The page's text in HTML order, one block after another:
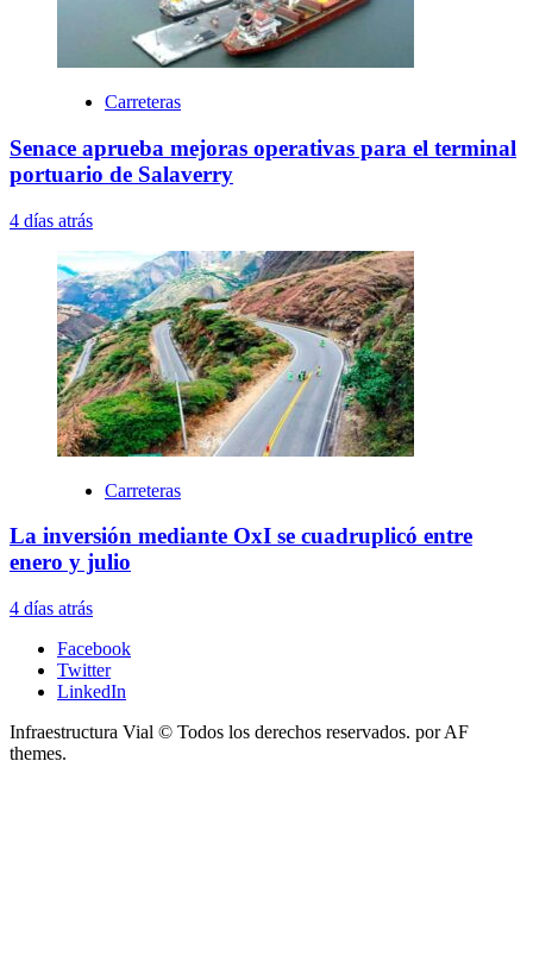
Carreteras
Senace aprueba mejoras operativas para el terminal
portuario de Salaverry
4 días atrás
Carreteras
La inversión mediante OxI se cuadruplicó entre
enero y julio
4 días atrás
Facebook
Twitter
LinkedIn
Infraestructura Vial © Todos los derechos reservados. por AF
themes.